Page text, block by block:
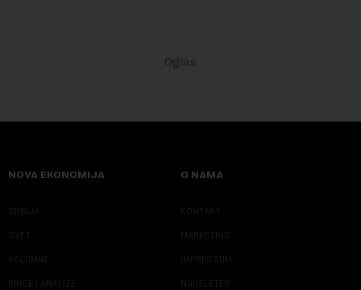
NOVA EKONOMIJA
SRBIJA
SVET
KOLUMNE
PRIČE I ANALIZE
O NAMA
KONTAKT
MARKETING
IMPRESSUM
NJUZLETER